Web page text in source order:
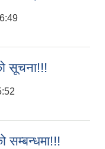
सूचना!!!
सम्बन्धमा!!!